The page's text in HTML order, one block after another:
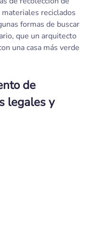
reciclados
formas de buscar
que un arquitecto
una casa más verde
de
legales y